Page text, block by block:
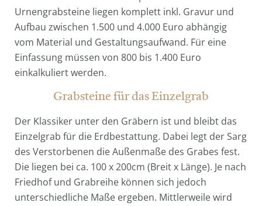
Urnengrabsteine liegen komplett inkl. Gravur und
Aufbau zwischen 1.500 und 4.000 Euro abhängig
vom Material und Gestaltungsaufwand. Für eine
Einfassung müssen von 800 bis 1.400 Euro
einkalkuliert werden.
Grabsteine für das Einzelgrab
Der Klassiker unter den Gräbern ist und bleibt das
Einzelgrab für die Erdbestattung. Dabei legt der Sarg
des Verstorbenen die Außenmaße des Grabes fest.
Die liegen bei ca. 100 x 200cm (Breit x Länge). Je nach
Friedhof und Grabreihe können sich jedoch
unterschiedliche Maße ergeben. Mittlerweile wird